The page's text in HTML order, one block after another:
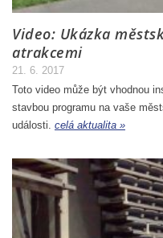
Video: Ukázka
atrakcemi
21. 6. 2017
Toto video může být vhodnou
stavbou programu na vaše
události. celá aktualita »